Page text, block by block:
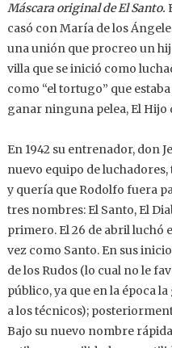
Máscara original de El Santo.
casó con María de los
una unión que procreo un
villa que se inició como
como “el tortugo” que
ganar ninguna pelea, El Hijo
En 1942 su entrenador, don
nuevo equipo de
y quería que Rodolfo fuera
tres nombres: El Santo, El
primero. El 26 de abril luchó
vez como Santo. En sus
de los Rudos (lo cual no le
público, ya que en la época
a los técnicos);
Bajo su nuevo nombre